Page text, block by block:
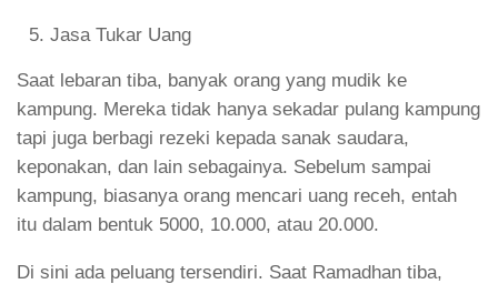
Jasa Tukar Uang
Saat lebaran tiba, banyak orang yang mudik ke
kampung. Mereka tidak hanya sekadar pulang kampung
tapi juga berbagi rezeki kepada sanak saudara,
keponakan, dan lain sebagainya. Sebelum sampai
kampung, biasanya orang mencari uang receh, entah
itu dalam bentuk 5000, 10.000, atau 20.000.
Di sini ada peluang tersendiri. Saat Ramadhan tiba,